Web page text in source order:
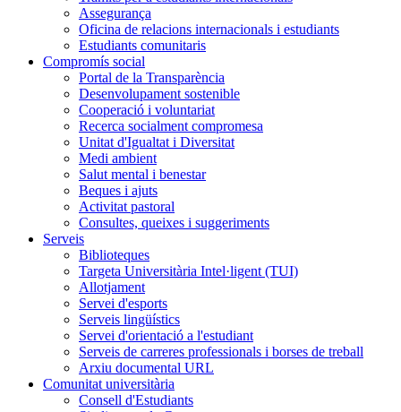
Assegurança
Oficina de relacions internacionals i estudiants
Estudiants comunitaris
Compromís social
Portal de la Transparència
Desenvolupament sostenible
Cooperació i voluntariat
Recerca socialment compromesa
Unitat d'Igualtat i Diversitat
Medi ambient
Salut mental i benestar
Beques i ajuts
Activitat pastoral
Consultes, queixes i suggeriments
Serveis
Biblioteques
Targeta Universitària Intel·ligent (TUI)
Allotjament
Servei d'esports
Serveis lingüístics
Servei d'orientació a l'estudiant
Serveis de carreres professionals i borses de treball
Arxiu documental URL
Comunitat universitària
Consell d'Estudiants